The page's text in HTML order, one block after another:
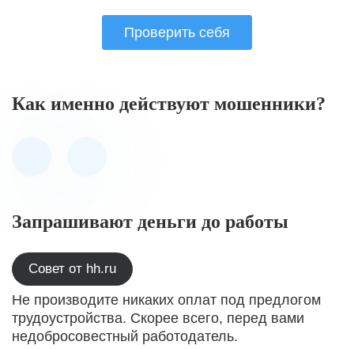
Проверить себя
Как именно действуют мошенники?
Запрашивают деньги до работы
Совет от hh.ru
Не производите никаких оплат под предлогом
трудоустройства. Скорее всего, перед вами
недобросовестный работодатель.